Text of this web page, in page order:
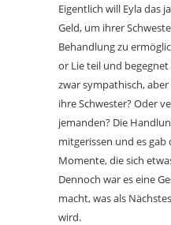
Eigentlich will Eyla das
Geld, um ihrer
Behandlung zu
or Lie teil und
zwar sympathisch,
ihre Schwester? Oder
jemanden? Die
mitgerissen und es
Momente, die sich
Dennoch war es eine
macht, was als
wird.